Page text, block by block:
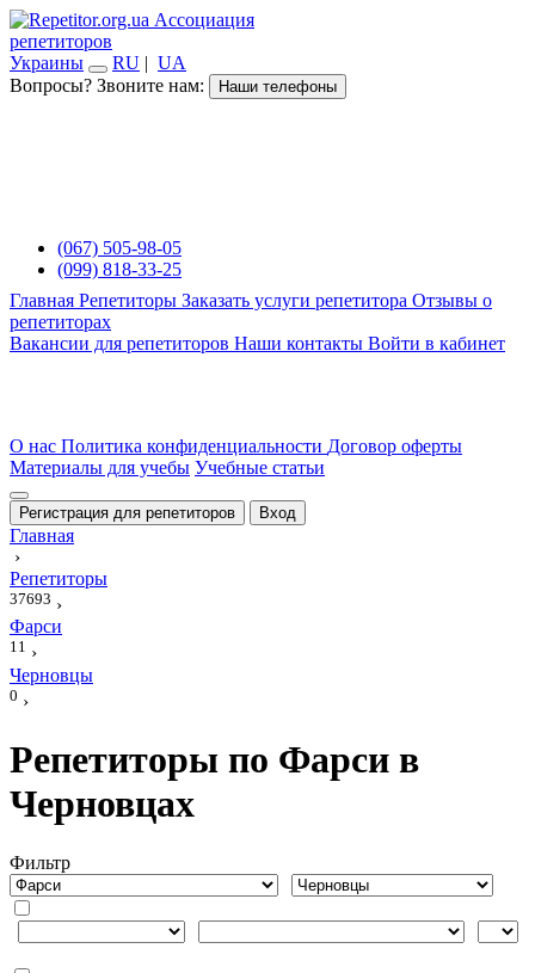
Ассоциация
репетиторов
Украины
RU | UA
Вопросы? Звоните нам:
Наши телефоны
(067) 505-98-05
(099) 818-33-25
Главная Репетиторы Заказать услуги репетитора Отзывы о
репетиторах
Вакансии для репетиторов Наши контакты Войти в кабинет
О нас Политика конфиденциальности Договор оферты
Материалы для учебы Учебные статьи
Регистрация для репетиторов Вход
Главная
›
Репетиторы
37693 ›
Фарси
11 ›
Черновцы
0 ›
Репетиторы по Фарси в
Черновцах
Фильтр